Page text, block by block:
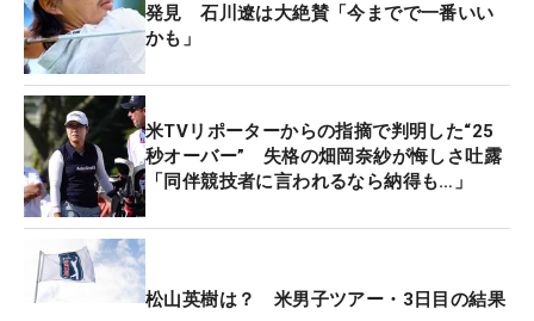
発見 石川遼は大絶賛「今までで一番いい
かも」
米TVリポーターからの指摘で判明した“25
秒オーバー” 失格の畑岡奈紗が悔しさ吐露
「同伴競技者に言われるなら納得も…」
松山英樹は？ 米男子ツアー・3日目の結果